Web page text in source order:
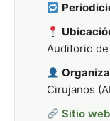
Auditorio de
Cirujanos
Sitio